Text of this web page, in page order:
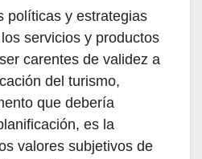
políticas y estrategias
servicios y productos
carentes de validez a
del turismo,
que debería
es la
valores subjetivos de